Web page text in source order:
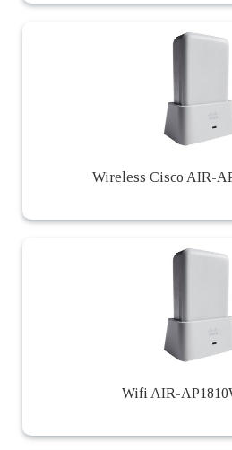
Wireless Cisco AIR-
Wifi AIR-